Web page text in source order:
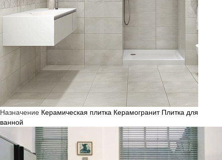
Назначение Керамическая плитка Керамогранит Плитка для
ванной